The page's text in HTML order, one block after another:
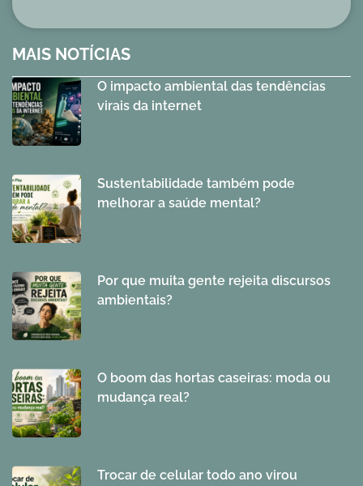
MAIS NOTÍCIAS
O impacto ambiental das tendências
virais da internet
Sustentabilidade também pode
melhorar a saúde mental?
Por que muita gente rejeita discursos
ambientais?
O boom das hortas caseiras: moda ou
mudança real?
Trocar de celular todo ano virou